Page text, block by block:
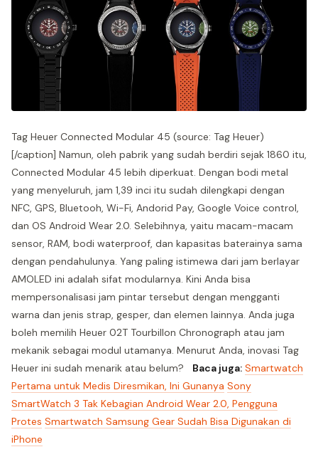
Tag Heuer Connected Modular 45 (source: Tag Heuer)
[/caption] Namun, oleh pabrik yang sudah berdiri sejak 1860 itu,
Connected Modular 45 lebih diperkuat. Dengan bodi metal
yang menyeluruh, jam 1,39 inci itu sudah dilengkapi dengan
NFC, GPS, Bluetooh, Wi-Fi, Andorid Pay, Google Voice control,
dan OS Android Wear 2.0. Selebihnya, yaitu macam-macam
sensor, RAM, bodi waterproof, dan kapasitas baterainya sama
dengan pendahulunya. Yang paling istimewa dari jam berlayar
AMOLED ini adalah sifat modularnya. Kini Anda bisa
mempersonalisasi jam pintar tersebut dengan mengganti
warna dan jenis strap, gesper, dan elemen lainnya. Anda juga
boleh memilih Heuer 02T Tourbillon Chronograph atau jam
mekanik sebagai modul utamanya. Menurut Anda, inovasi Tag
Heuer ini sudah menarik atau belum? Baca juga: Smartwatch
Pertama untuk Medis Diresmikan, Ini Gunanya Sony
SmartWatch 3 Tak Kebagian Android Wear 2.0, Pengguna
Protes Smartwatch Samsung Gear Sudah Bisa Digunakan di
iPhone